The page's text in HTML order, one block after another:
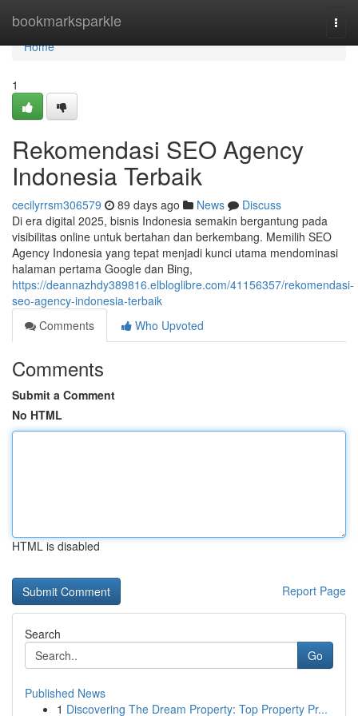
bookmarksparkle
Home
Home
1
Rekomendasi SEO Agency
Indonesia Terbaik
cecilyrrsm306579 89 days ago News
Discuss
Di era digital 2025, bisnis Indonesia semakin bergantung pada
visibilitas online untuk bertahan dan berkembang. Memilih SEO
Agency Indonesia yang tepat menjadi kunci utama mendominasi
halaman pertama Google dan Bing,
https://deannazhdy389816.elbloglibre.com/41156357/rekomendasi-
seo-agency-indonesia-terbaik
Comments
Who Upvoted
Comments
Submit a Comment
No HTML
HTML is disabled
Report Page
Search
Go
Published News
1 Discovering The Dream Property: Top Property Pr...